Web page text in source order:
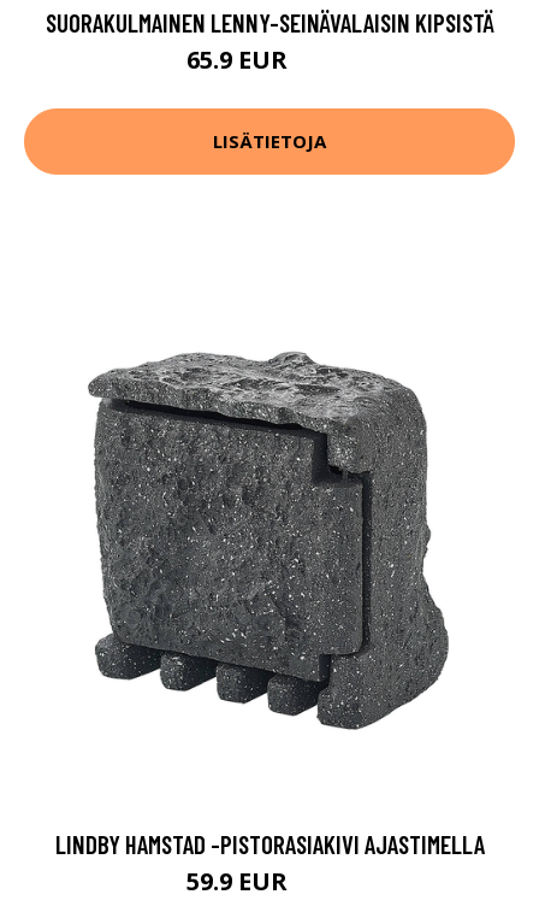
SUORAKULMAINEN LENNY-SEINÄVALAISIN KIPSISTÄ
65.9 EUR
LISÄTIETOJA
LINDBY HAMSTAD -PISTORASIAKIVI AJASTIMELLA
59.9 EUR